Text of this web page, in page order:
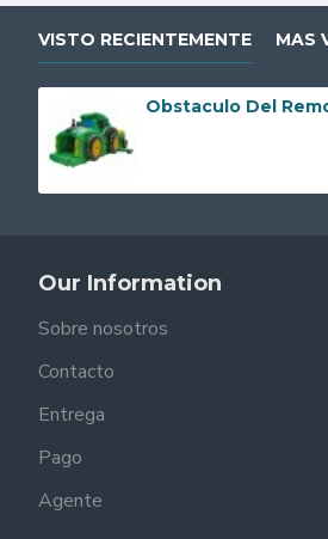
VISTO RECIENTEMENTE MAS
Our Information
Sobre nosotros
Contacto
Entrega
Pago
Agente